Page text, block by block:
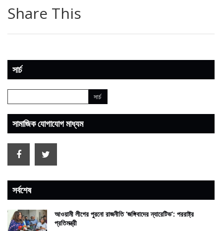
Share This
সার্চ
সামাজিক যোগাযোগ মাধ্যম
সর্বশেষ
আওয়ামী লীগের পুরনো রাজনীতি ‘জঙ্গিবাদের ন্যারেটিভ’: পররাষ্ট্র
প্রতিমন্ত্রী